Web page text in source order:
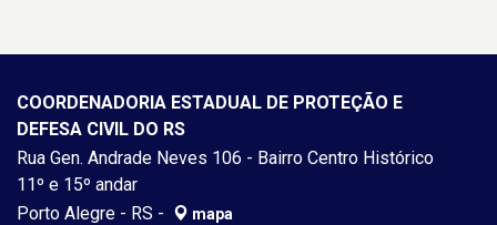
COORDENADORIA ESTADUAL DE PROTEÇÃO E
DEFESA CIVIL DO RS
Rua Gen. Andrade Neves 106 - Bairro Centro Histórico
11º e 15º andar
Porto Alegre - RS -
mapa